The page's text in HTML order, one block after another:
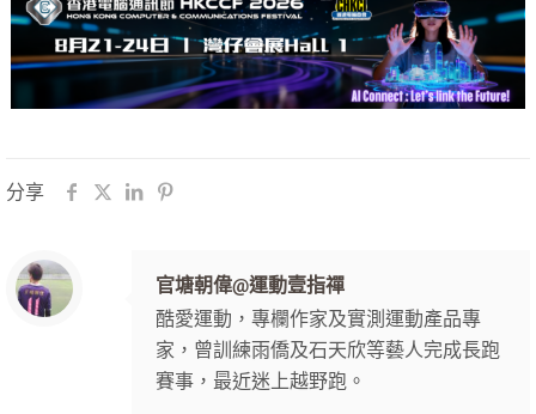
分享
官塘朝偉@運動壹指禪
酷愛運動，專欄作家及實測運動產品專
家，曾訓練雨僑及石天欣等藝人完成長跑
賽事，最近迷上越野跑。